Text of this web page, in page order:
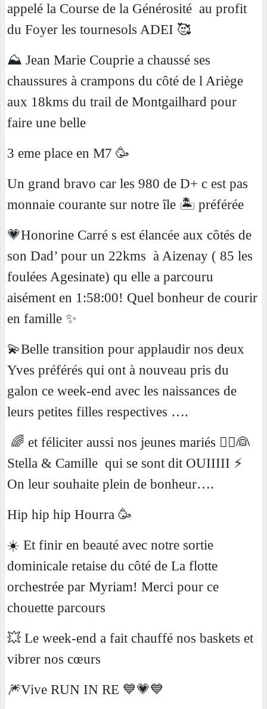
appelé la Course de la Générosité au profit
du Foyer les tournesols ADEI 🥰
⛰️ Jean Marie Couprie a chaussé ses
chaussures à crampons du côté de l Ariège
aux 18kms du trail de Montgailhard pour
faire une belle
3 eme place en M7 🥳
Un grand bravo car les 980 de D+ c est pas
monnaie courante sur notre île 🏝️ préférée
💗Honorine Carré s est élancée aux côtés de
son Dad’ pour un 22kms à Aizenay ( 85 les
foulées Agesinate) qu elle a parcouru
aisément en 1:58:00! Quel bonheur de courir
en famille ✨
💫Belle transition pour applaudir nos deux
Yves préférés qui ont à nouveau pris du
galon ce week-end avec les naissances de
leurs petites filles respectives ….
🌈 et féliciter aussi nos jeunes mariés 🤵‍♀️👰
Stella & Camille qui se sont dit OUIIIII ⚡️
On leur souhaite plein de bonheur….
Hip hip hip Hourra 🥳
☀️ Et finir en beauté avec notre sortie
dominicale retaise du côté de La flotte
orchestrée par Myriam! Merci pour ce
chouette parcours
💥 Le week-end a fait chauffé nos baskets et
vibrer nos cœurs
🎆Vive RUN IN RE 💙💗💙